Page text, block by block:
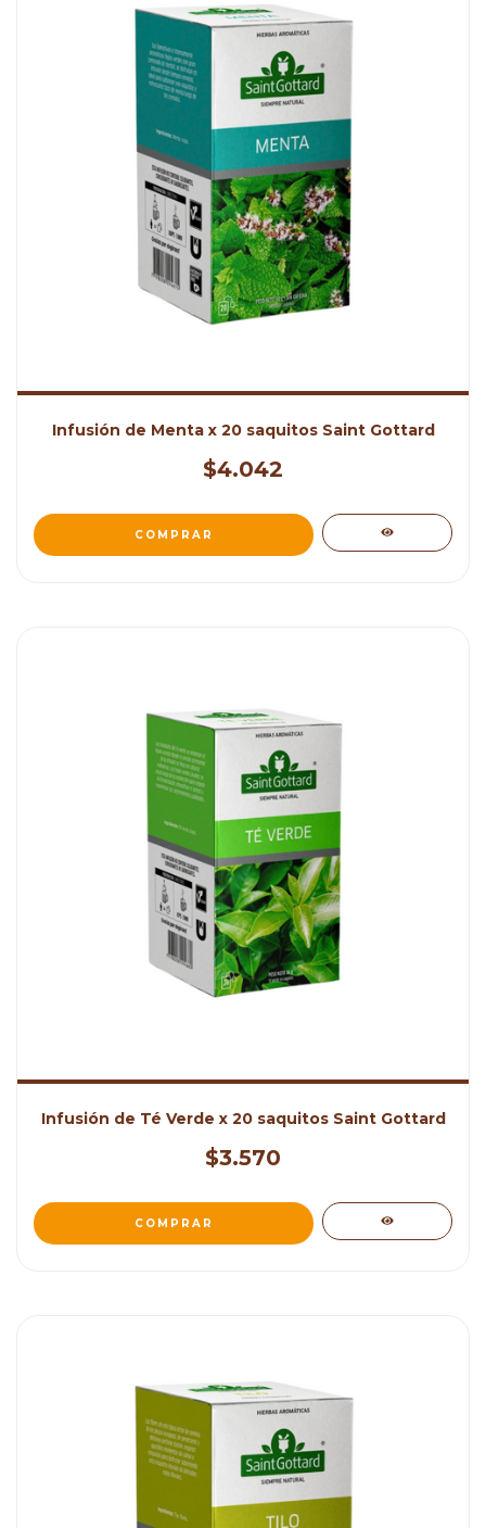
Infusión de Menta x 20 saquitos Saint Gottard
$4.042
Infusión de Té Verde x 20 saquitos Saint Gottard
$3.570